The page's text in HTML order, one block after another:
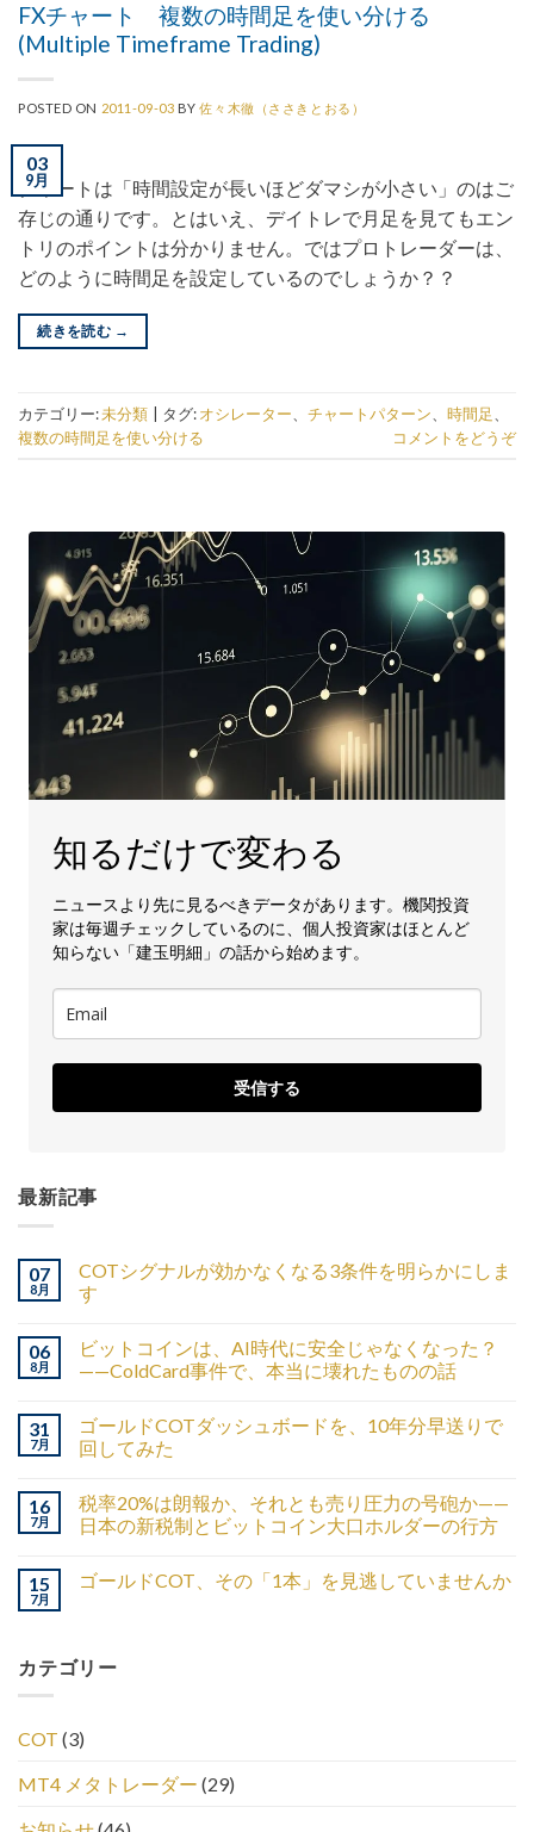
FXチャート 複数の時間足を使い分ける
(Multiple Timeframe Trading)
POSTED ON 2011-09-03 BY佐々木徹（ささきとおる）
03
9月
チャートは「時間設定が長いほどダマシが小さい」のはご
存じの通りです。とはいえ、デイトレで月足を見てもエン
トリのポイントは分かりません。ではプロトレーダーは、
どのように時間足を設定しているのでしょうか？？
続きを読む →
カテゴリー:未分類 | タグ:オシレーター チャートパターン 時間足
複数の時間足を使い分ける
コメントをどうぞ
知るだけで変わる
ニュースより先に見るべきデータがあります。機関投資
家は毎週チェックしているのに、個人投資家はほとんど
知らない「建玉明細」の話から始めます。
受信する
最新記事
07
8月
COTシグナルが効かなくなる3条件を明らかにしま
す
06
8月
ビットコインは、AI時代に安全じゃなくなった？
——ColdCard事件で、本当に壊れたものの話
31
7月
ゴールドCOTダッシュボードを、10年分早送りで
回してみた
16
7月
税率20%は朗報か、それとも売り圧力の号砲か——
日本の新税制とビットコイン大口ホルダーの行方
15
7月
ゴールドCOT、その「1本」を見逃していませんか
カテゴリー
COT (3)
MT4 メタトレーダー (29)